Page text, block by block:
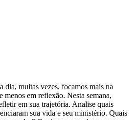
dia, muitas vezes, focamos mais na
menos em reflexão. Nesta semana,
em sua trajetória. Analise quais
sua vida e seu ministério. Quais